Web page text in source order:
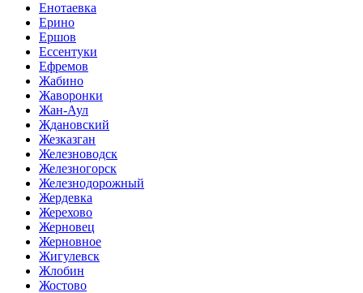
Енотаевка
Ерино
Ершов
Ессентуки
Ефремов
Жабино
Жаворонки
Жан-Аул
Ждановский
Жезказган
Железноводск
Железногорск
Железнодорожный
Жердевка
Жерехово
Жерновец
Жерновное
Жигулевск
Жлобин
Жостово